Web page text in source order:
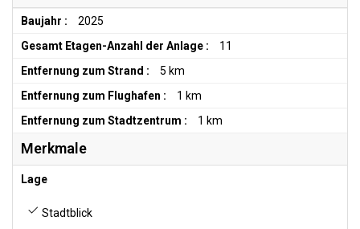
Baujahr :
2025
Gesamt Etagen-Anzahl der Anlage :
11
Entfernung zum Strand :
5 km
Entfernung zum Flughafen :
1 km
Entfernung zum Stadtzentrum :
1 km
Merkmale
Lage
Stadtblick